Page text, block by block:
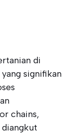
di
signifikan
chains,